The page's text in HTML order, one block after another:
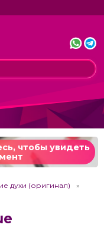
чтобы увидеть
духи (оригинал)